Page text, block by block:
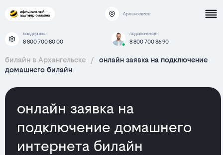
Архангельск
поддержка
8 800 700 80 00
подключение
8 800 700 86 90
билайн в Архангельске /
онлайн заявка на подключение
домашнего билайн
онлайн заявка на
подключение домашнего
интернета билайн